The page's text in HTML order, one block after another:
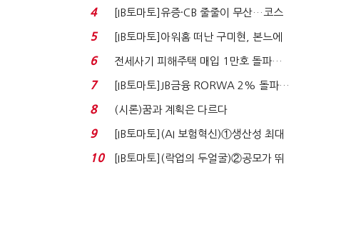
격…추미애, 20년...
4
[IB토마토]유증·CB 줄줄이 무산…코스
닥 벌점 급증에 ...
5
[IB토마토]아워홈 떠난 구미현, 본느에
340억 베팅…가...
6
전세사기 피해주택 매입 1만호 돌파…
누적 피해자 4만2...
7
[IB토마토]JB금융 RORWA 2% 돌파…
실적 견인은 은행 ...
8 (시론)꿈과 계획은 다르다
9
[IB토마토](AI 보험혁신)①생산성 최대
80% 개선…현실...
10
[IB토마토](락업의 두얼굴)②공모가 뛰